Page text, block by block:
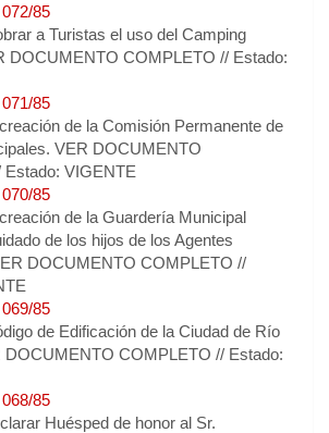
85
a Turistas el uso del Camping
DOCUMENTO COMPLETO // Estado:
85
de la Comisión Permanente de
VER DOCUMENTO
VIGENTE
85
de la Guardería Municipal
de los hijos de los Agentes
DOCUMENTO COMPLETO //
85
de Edificación de la Ciudad de Río
DOCUMENTO COMPLETO // Estado:
85
Huésped de honor al Sr.